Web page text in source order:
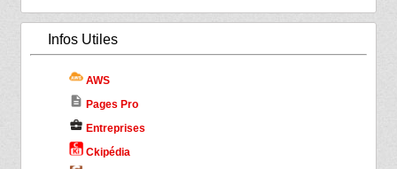
Infos Utiles
AWS
description Pages Pro
business_center Entreprises
Ckipédia